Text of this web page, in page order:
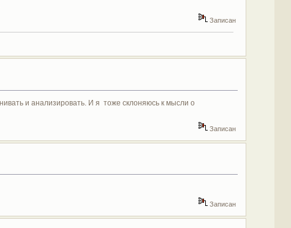
Записан
и анализировать. И я тоже склоняюсь к мысли о
Записан
Записан